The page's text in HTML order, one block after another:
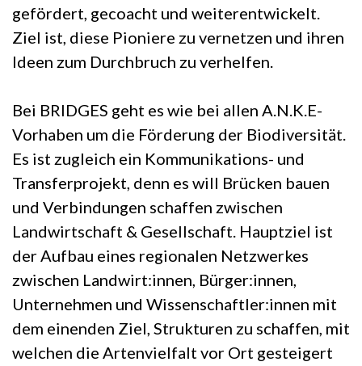
gefördert, gecoacht und weiterentwickelt.
Ziel ist, diese Pioniere zu vernetzen und ihren
Ideen zum Durchbruch zu verhelfen.
Bei BRIDGES geht es wie bei allen A.N.K.E-
Vorhaben um die Förderung der Biodiversität.
Es ist zugleich ein Kommunikations- und
Transferprojekt, denn es will Brücken bauen
und Verbindungen schaffen zwischen
Landwirtschaft & Gesellschaft. Hauptziel ist
der Aufbau eines regionalen Netzwerkes
zwischen Landwirt:innen, Bürger:innen,
Unternehmen und Wissenschaftler:innen mit
dem einenden Ziel, Strukturen zu schaffen, mit
welchen die Artenvielfalt vor Ort gesteigert